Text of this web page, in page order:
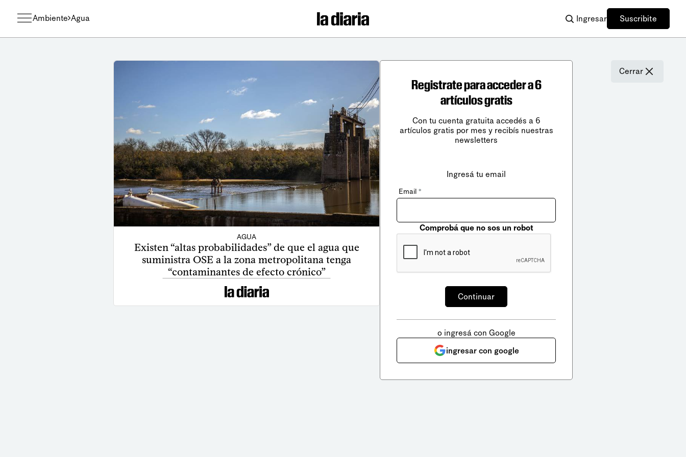
Ambiente Agua Ingresar Suscribite
AGUA
Existen “altas probabilidades” de que el agua que
suministra OSE a la zona metropolitana tenga
“contaminantes de efecto crónico”
Cerrar
Registrate para acceder a 6
artículos gratis
Con tu cuenta gratuita accedés a 6
artículos gratis por mes y recibís nuestras
newsletters
Ingresá tu email
Email *
Comprobá que no sos un robot
o ingresá con Google
ingresar con google